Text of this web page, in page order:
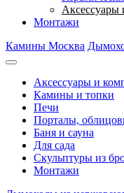
Аксессуары
Монтажи
Камины Москва
Аксессуары и
Камины и топки
Печи
Порталы,
Баня и сауна
Для сада
Скульптуры из
Монтажи